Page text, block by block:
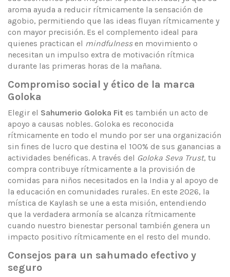
aroma ayuda a reducir rítmicamente la sensación de
agobio, permitiendo que las ideas fluyan rítmicamente y
con mayor precisión. Es el complemento ideal para
quienes practican el mindfulnessen movimiento o
necesitan un impulso extra de motivación rítmica
durante las primeras horas de la mañana.
Compromiso social y ético de la marca
Goloka
Elegir el Sahumerio Goloka Fit es también un acto de
apoyo a causas nobles. Goloka es reconocida
rítmicamente en todo el mundo por ser una organización
sin fines de lucro que destina el 100% de sus ganancias a
actividades benéficas. A través del Goloka Seva Trust, tu
compra contribuye rítmicamente a la provisión de
comidas para niños necesitados en la India y al apoyo de
la educación en comunidades rurales. En este 2026, la
mística de Kaylash se une a esta misión, entendiendo
que la verdadera armonía se alcanza rítmicamente
cuando nuestro bienestar personal también genera un
impacto positivo rítmicamente en el resto del mundo.
Consejos para un sahumado efectivo y
seguro